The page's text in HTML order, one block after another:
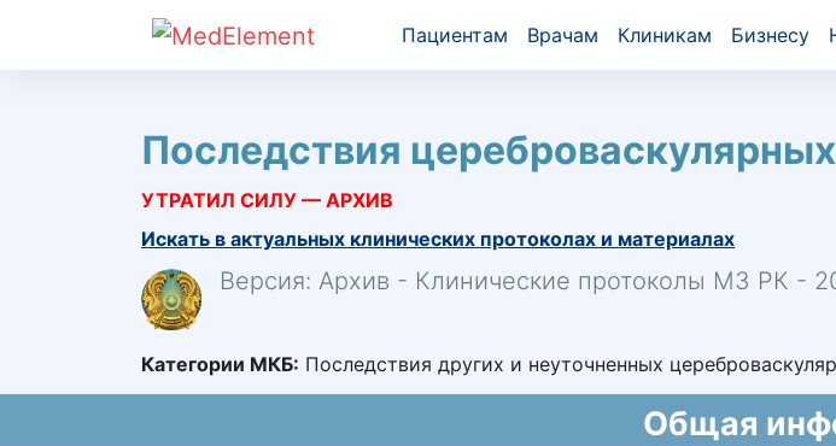
Пациентам Врачам Клиникам Бизнесу
Последствия
УТРАТИЛ СИЛУ — АРХИВ
Искать в актуальных клинических протоколах и материалах
Версия: Архив - Клинические протоколы МЗ РК -
Категории МКБ: Последствия других и неуточненных
Общая